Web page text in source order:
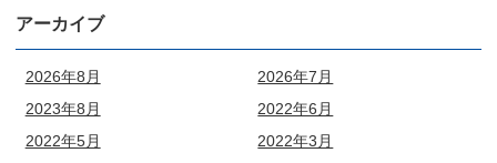
アーカイブ
2026年8月
2026年7月
2023年8月
2022年6月
2022年5月
2022年3月